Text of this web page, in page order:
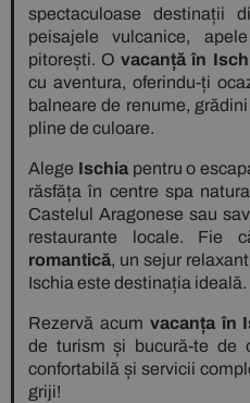
spectaculoase destinații
peisajele vulcanice,
pitorești. Ovacanță în
cu aventura, oferindu-ți
balneare de renume,
pline de culoare.
Alege Ischiapentru o
răsfăța în centre spa
Castelul Aragonese sau
restaurante locale.
romantică, un sejur
Ischia este destinația ideală.
Rezervă acum vacanța în
de turism și bucură-te de
confortabilă și servicii
griji!